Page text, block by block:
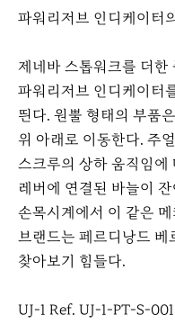
파워리저브 인디케이터
제네바 스톱워크를 더한
파워리저브 인디케이터
띈다. 원뿔 형태의 부품
위 아래로 이동한다. 주
스크루의 상하 움직임에
레버에 연결된 바늘이
손목시계에서 이 같은
브랜드는 페르디낭드 베
찾아보기 힘들다.
UJ-1 Ref. UJ-1-PT-S-001